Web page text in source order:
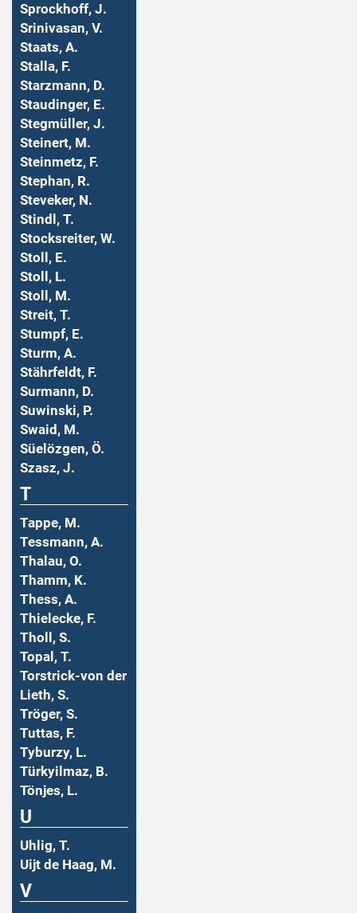
Sprockhoff, J.
Srinivasan, V.
Staats, A.
Stalla, F.
Starzmann, D.
Staudinger, E.
Stegmüller, J.
Steinert, M.
Steinmetz, F.
Stephan, R.
Steveker, N.
Stindl, T.
Stocksreiter, W.
Stoll, E.
Stoll, L.
Stoll, M.
Streit, T.
Stumpf, E.
Sturm, A.
Stährfeldt, F.
Surmann, D.
Suwinski, P.
Swaid, M.
Süelözgen, Ö.
Szasz, J.
T
Tappe, M.
Tessmann, A.
Thalau, O.
Thamm, K.
Thess, A.
Thielecke, F.
Tholl, S.
Topal, T.
Torstrick-von der
Lieth, S.
Tröger, S.
Tuttas, F.
Tyburzy, L.
Türkyilmaz, B.
Tönjes, L.
U
Uhlig, T.
Uijt de Haag, M.
V